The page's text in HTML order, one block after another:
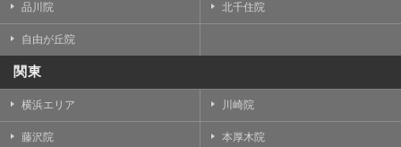
品川院 北千住院
自由が丘院
関東
横浜エリア 川崎院
藤沢院 本厚木院